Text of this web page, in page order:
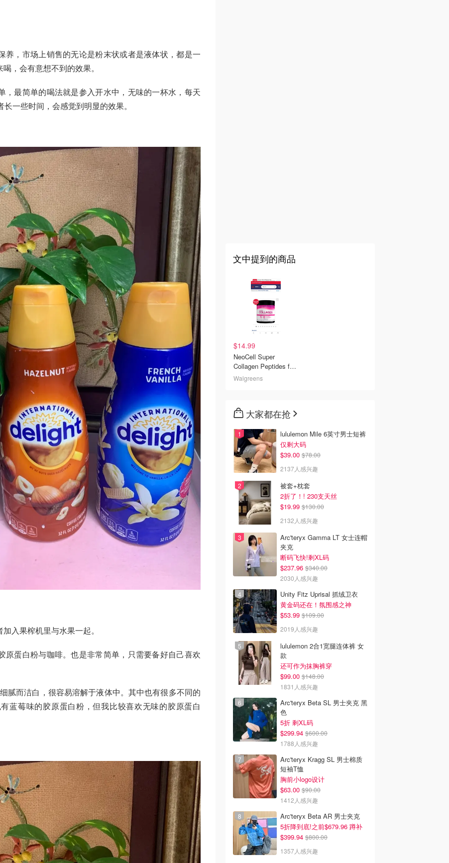
养，市场上销售的无论是粉末状或者是液体状，都是一
，会有意想不到的效果。
，最简单的喝法就是参入开水中，无味的一杯水，每天
一些时间，会感觉到明显的效果。
入果榨机里与水果一起。
原蛋白粉与咖啡。也是非常简单，只需要备好自己喜欢
腻而洁白，很容易溶解于液体中。其中也有很多不同的
蓝莓味的胶原蛋白粉，但我比较喜欢无味的胶原蛋白
文中提到的商品
$14.99
NeoCell Super
Collagen Peptides for
Healthy Skin,
Collagen Type 1 and 3
Walgreens
大家都在抢
lululemon Mile 6英寸男士短裤
仅剩大码
$39.00 $78.00
2137人感兴趣
被套+枕套
2折了！! 230支天丝
$19.99 $130.00
2132人感兴趣
Arc'teryx Gamma LT 女士连帽
夹克
断码飞快!剩XL码
$237.96 $340.00
2030人感兴趣
Unity Fitz Uprisal 抓绒卫衣
黄金码还在！氛围感之神
$53.99 $109.00
2019人感兴趣
lululemon 2合1宽腿连体裤 女
款
还可作为抹胸裤穿
$99.00 $148.00
1831人感兴趣
Arc'teryx Beta SL 男士夹克 黑
色
5折 剩XL码
$299.94 $600.00
1788人感兴趣
Arc'teryx Kragg SL 男士棉质
短袖T恤
胸前小logo设计
$63.00 $90.00
1412人感兴趣
Arc'teryx Beta AR 男士夹克
5折降到底!之前$679.96 蹲补
$399.94 $800.00
1357人感兴趣